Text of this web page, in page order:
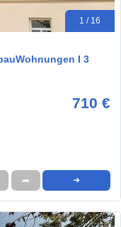
1 / 16
I 3
710 €
➦ ➜